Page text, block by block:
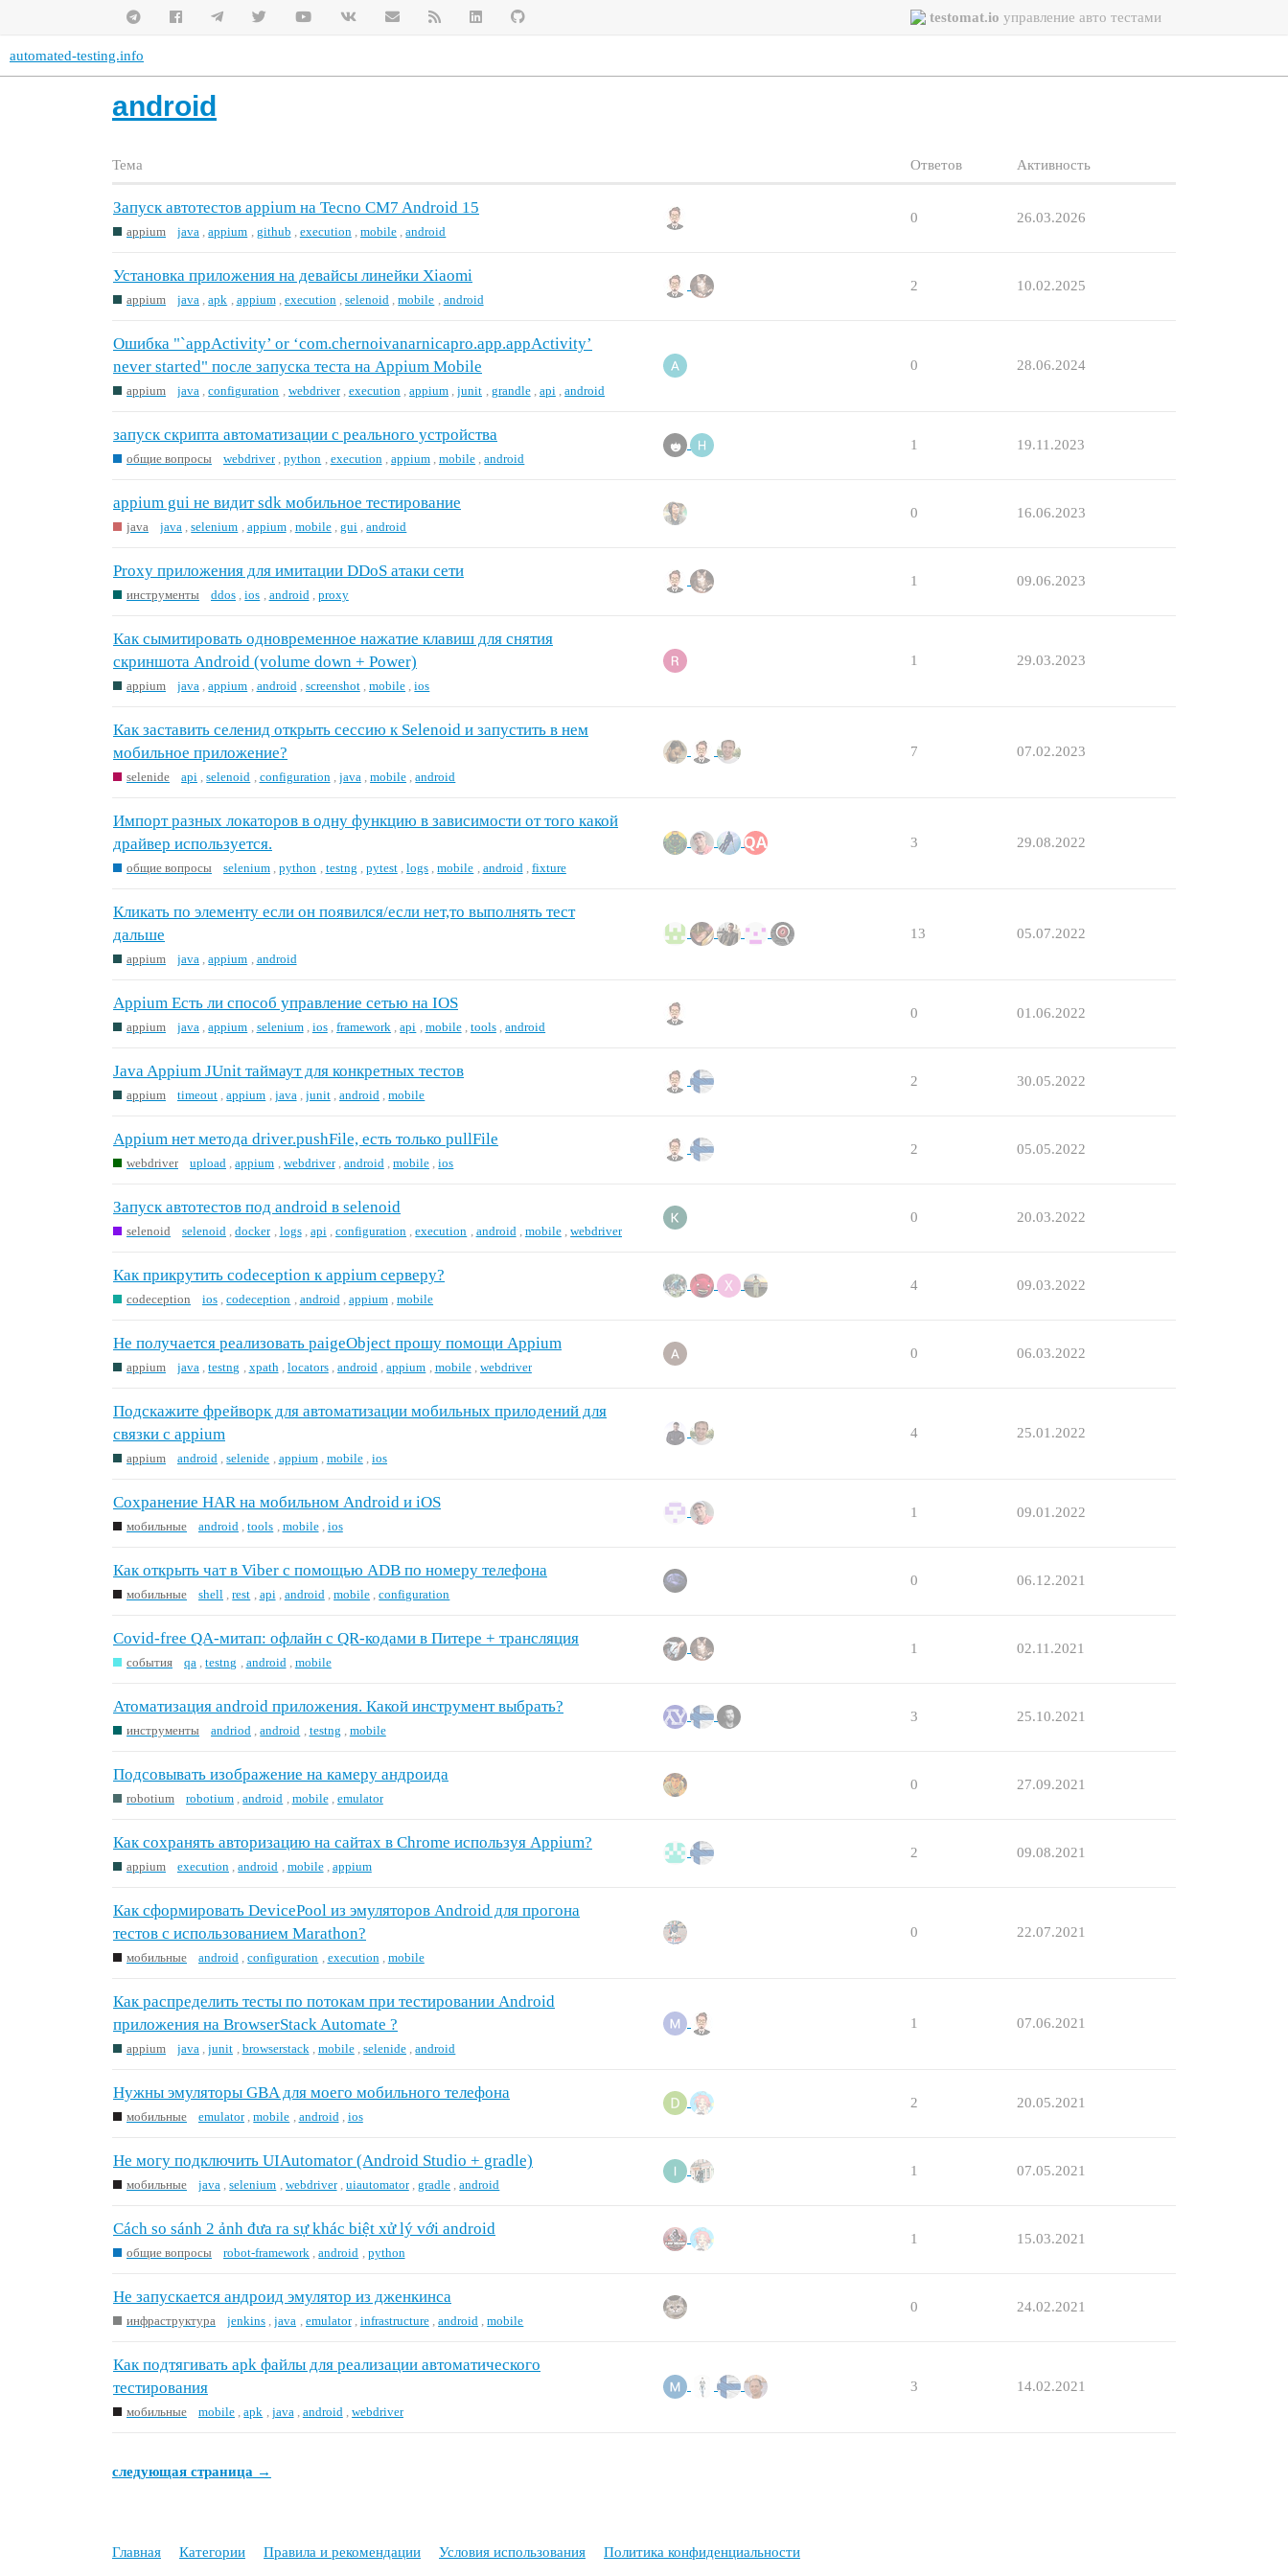
testomat.io управление авто тестами
automated-testing.info
android
Тема Ответов Активность
Запуск автотестов appium на Tecno CM7 Android 15
appium java ,appium github execution ,mobile ,android
0 26.03.2026
Установка приложения на девайсы линейки Xiaomi
appium java ,apk appium execution ,selenoid ,mobile android
2 10.02.2025
Ошибка "`appActivity’ or ‘com.chernoivanarnicapro.app.appActivity’
never started" после запуска теста на Appium Mobile
appium java ,configuration webdriver execution ,appium ,junit grandle api ,android
0 28.06.2024
запуск скрипта автоматизации с реального устройства
общие вопросы webdriver ,python execution appium ,mobile ,android
1 19.11.2023
appium gui не видит sdk мобильное тестирование
java java ,selenium appium mobile ,gui ,android
0 16.06.2023
Proxy приложения для имитации DDoS атаки сети
инструменты ddos ,ios android proxy
1 09.06.2023
Как сымитировать одновременное нажатие клавиш для снятия
скриншота Android (volume down + Power)
appium java ,appium android screenshot ,mobile ,ios
1 29.03.2023
Как заставить селенид открыть сессию к Selenoid и запустить в нем
мобильное приложение?
selenide api ,selenoid configuration java ,mobile ,android
7 07.02.2023
Импорт разных локаторов в одну функцию в зависимости от того какой
драйвер используется.
общие вопросы selenium ,python testng pytest ,logs ,mobile android fixture
3 29.08.2022
Кликать по элементу если он появился/если нет,то выполнять тест
дальше
appium java ,appium android
13 05.07.2022
Appium Есть ли способ управление сетью на IOS
appium java ,appium selenium ios ,framework ,api mobile tools ,android
0 01.06.2022
Java Appium JUnit таймаут для конкретных тестов
appium timeout ,appium java junit ,android ,mobile
2 30.05.2022
Appium нет метода driver.pushFile, есть только pullFile
webdriver upload ,appium webdriver android ,mobile ,ios
2 05.05.2022
Запуск автотестов под android в selenoid
selenoid selenoid ,docker logs api ,configuration ,execution android mobile ,webdriver
0 20.03.2022
Как прикрутить codeception к appium серверу?
codeception ios ,codeception android appium ,mobile
4 09.03.2022
Не получается реализовать paigeObject прошу помощи Appium
appium java ,testng xpath locators ,android ,appium mobile webdriver
0 06.03.2022
Подскажите фрейворк для автоматизации мобильных прилодений для
связки с appium
appium android ,selenide appium mobile ,ios
4 25.01.2022
Сохранение HAR на мобильном Android и iOS
мобильные android ,tools mobile ios
1 09.01.2022
Как открыть чат в Viber с помощью ADB по номеру телефона
мобильные shell ,rest api android ,mobile ,configuration
0 06.12.2021
Covid-free QA-митап: офлайн с QR-кодами в Питере + трансляция
события qa ,testng android mobile
1 02.11.2021
Атоматизация android приложения. Какой инструмент выбрать?
инструменты andriod ,android testng mobile
3 25.10.2021
Подсовывать изображение на камеру андроида
robotium robotium ,android mobile emulator
0 27.09.2021
Как сохранять авторизацию на сайтах в Chrome используя Appium?
appium execution ,android mobile appium
2 09.08.2021
Как сформировать DevicePool из эмуляторов Android для прогона
тестов с использованием Marathon?
мобильные android ,configuration execution mobile
0 22.07.2021
Как распределить тесты по потокам при тестировании Android
приложения на BrowserStack Automate ?
appium java ,junit browserstack mobile ,selenide ,android
1 07.06.2021
Нужны эмуляторы GBA для моего мобильного телефона
мобильные emulator ,mobile android ios
2 20.05.2021
Не могу подключить UIAutomator (Android Studio + gradle)
мобильные java ,selenium webdriver uiautomator ,gradle ,android
1 07.05.2021
Cách so sánh 2 ảnh đưa ra sự khác biệt xử lý với android
общие вопросы robot-framework ,android python
1 15.03.2021
Не запускается андроид эмулятор из дженкинса
инфраструктура jenkins ,java emulator infrastructure ,android ,mobile
0 24.02.2021
Как подтягивать apk файлы для реализации автоматического
тестирования
мобильные mobile ,apk java android ,webdriver
3 14.02.2021
следующая страница →
Главная Категории Правила и рекомендации Условия использования Политика конфиденциальности